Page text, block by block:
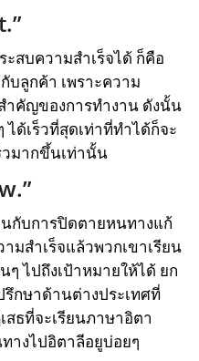
สบความสำเร็จได้ ก็คือ
ลูกค้า เพราะความ
ำคัญของการทำงาน ดังนั้น
ด้เร็วที่สุดเท่าที่ทำได้ก็จะ
วมากขึ้นเท่านั้น
นกับการปิดตายหนทางแก้
มสำเร็จแล้วพวกเขาเรียน
ๆ ไปถึงเป้าหมายให้ได้ ยก
กษาด้านต่างประเทศที่
ธที่จะเรียนภาษาอิตา
างไปอิตาลีอยูบ่อยๆ